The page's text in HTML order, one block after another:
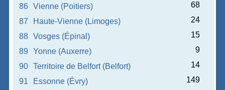
86
Vienne (Poitiers)
68
87
Haute-Vienne (Limoges)
24
88
Vosges (Épinal)
15
89
Yonne (Auxerre)
9
90
Territoire de Belfort (Belfort)
14
91
Essonne (Évry)
149